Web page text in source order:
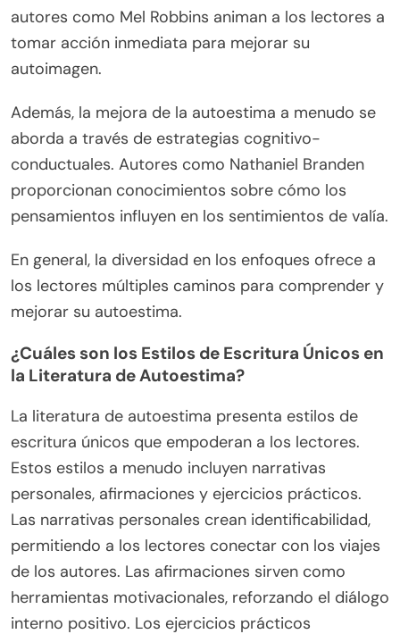
autores como Mel Robbins animan a los lectores a
tomar acción inmediata para mejorar su
autoimagen.
Además, la mejora de la autoestima a menudo se
aborda a través de estrategias cognitivo-
conductuales. Autores como Nathaniel Branden
proporcionan conocimientos sobre cómo los
pensamientos influyen en los sentimientos de valía.
En general, la diversidad en los enfoques ofrece a
los lectores múltiples caminos para comprender y
mejorar su autoestima.
¿Cuáles son los Estilos de Escritura Únicos en
la Literatura de Autoestima?
La literatura de autoestima presenta estilos de
escritura únicos que empoderan a los lectores.
Estos estilos a menudo incluyen narrativas
personales, afirmaciones y ejercicios prácticos.
Las narrativas personales crean identificabilidad,
permitiendo a los lectores conectar con los viajes
de los autores. Las afirmaciones sirven como
herramientas motivacionales, reforzando el diálogo
interno positivo. Los ejercicios prácticos